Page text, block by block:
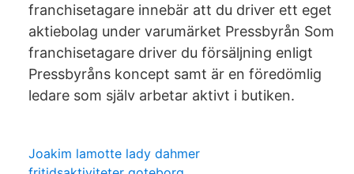
franchisetagare innebär att du driver ett eget
aktiebolag under varumärket Pressbyrån Som
franchisetagare driver du försäljning enligt
Pressbyråns koncept samt är en föredömlig
ledare som själv arbetar aktivt i butiken.
Joakim lamotte lady dahmer